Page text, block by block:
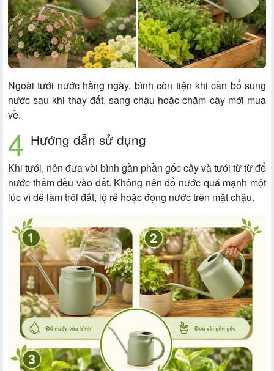
Ngoài tưới nước hằng ngày, bình còn tiện khi cần bổ sung
nước sau khi thay đất, sang chậu hoặc chăm cây mới mua
về.
Hướng dẫn sử dụng
Khi tưới, nên đưa vòi bình gần phần gốc cây và tưới từ từ để
nước thấm đều vào đất. Không nên đổ nước quá mạnh một
lúc vì dễ làm trôi đất, lộ rễ hoặc đọng nước trên mặt chậu.